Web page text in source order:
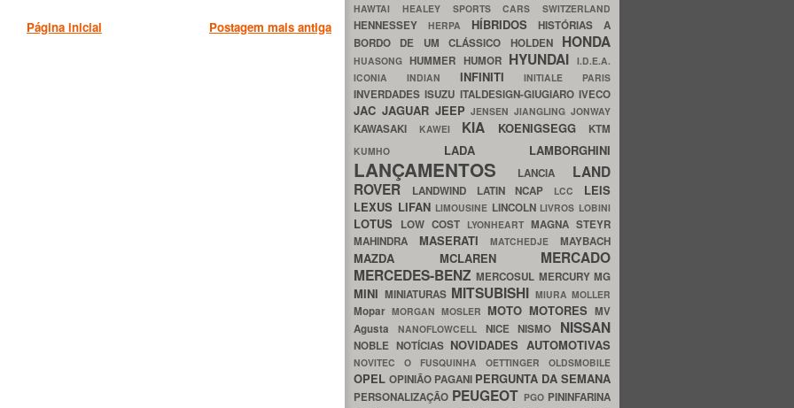
Postagem mais antiga
Página inicial
HAWTAI HEALEY SPORTS CARS SWITZERLAND
HENNESSEY HERPA HÍBRIDOSHISTÓRIAS A
BORDO DE UM CLÁSSICO HOLDEN HONDA
HUASONGHUMMER HUMOR HYUNDAI I.D.E.A.
ICONIA INDIAN INFINITIINITIALE PARIS
INVERDADESISUZU ITALDESIGN-GIUGIAROIVECO
JAC JAGUAR JEEPJENSENJIANGLINGJONWAY
KAWASAKI KAWEI KIA KOENIGSEGG KTM
KUMHO LADA LAMBORGHINI
LANÇAMENTOS LANCIA LAND
ROVER
LANDWIND LATIN NCAP LCC LEIS
LEXUS LIFAN LIMOUSINE LINCOLN LIVROS LOBINI
LOTUS LOW COST LYONHEART MAGNA STEYR
MAHINDRA MASERATIMATCHEDJEMAYBACH
MAZDA MCLAREN MERCADO
MERCEDES-BENZMERCOSUL MERCURYMG
MINI MINIATURAS MITSUBISHI MIURA MOLLER
Mopar MORGAN MOSLER MOTO MOTORES MV
Agusta NANOFLOWCELL NICENISMO NISSAN
NOBLE NOTÍCIAS NOVIDADES AUTOMOTIVAS
NOVITEC O FUSQUINHA OETTINGER OLDSMOBILE
OPEL OPINIÃO PAGANI PERGUNTA DA SEMANA
PERSONALIZAÇÃO PEUGEOT PGO PININFARINA